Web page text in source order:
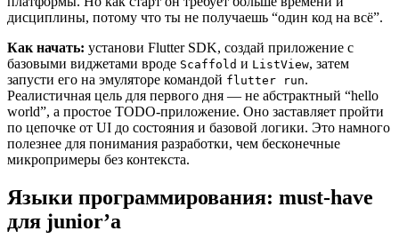
дисциплины, потому что ты не получаешь “один код на всё”.
Как начать: установи Flutter SDK, создай приложение с
базовыми виджетами вроде Scaffold и ListView, затем
запусти его на эмуляторе командой flutter run.
Реалистичная цель для первого дня — не абстрактный “hello
world”, а простое TODO-приложение. Оно заставляет пройти
по цепочке от UI до состояния и базовой логики. Это намного
полезнее для понимания разработки, чем бесконечные
микропримеры без контекста.
Языки программирования: must-have
для junior’а